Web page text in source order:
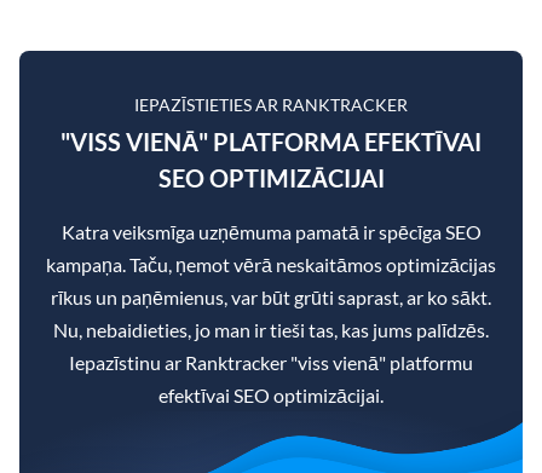
IEPAZĪSTIETIES AR RANKTRACKER
"VISS VIENĀ" PLATFORMA EFEKTĪVAI
SEO OPTIMIZĀCIJAI
Katra veiksmīga uzņēmuma pamatā ir spēcīga SEO
kampaņa. Taču, ņemot vērā neskaitāmos optimizācijas
rīkus un paņēmienus, var būt grūti saprast, ar ko sākt.
Nu, nebaidieties, jo man ir tieši tas, kas jums palīdzēs.
Iepazīstinu ar Ranktracker "viss vienā" platformu
efektīvai SEO optimizācijai.